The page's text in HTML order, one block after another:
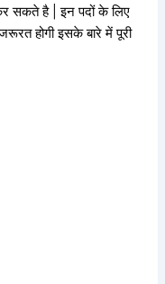
सकते है | इन पदों के लिए
होगी इसके बारे में पूरी